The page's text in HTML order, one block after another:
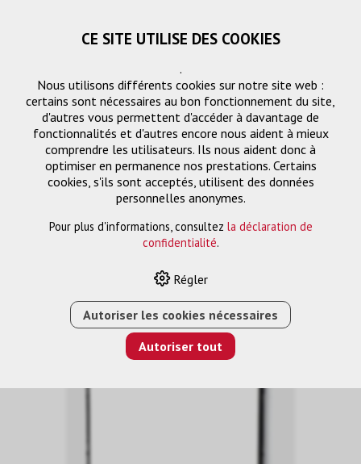
Écrans de projection
PROJECTION
MOT TENSIONED 305 X 172
CE SITE UTILISE DES COOKIES
.
Nous utilisons différents cookies sur notre site web :
certains sont nécessaires au bon fonctionnement du site,
d'autres vous permettent d'accéder à davantage de
fonctionnalités et d'autres encore nous aident à mieux
comprendre les utilisateurs. Ils nous aident donc à
optimiser en permanence nos prestations. Certains
cookies, s'ils sont acceptés, utilisent des données
personnelles anonymes.
Pour plus d'informations, consultez la déclaration de
confidentialité.
Régler
Autoriser les cookies nécessaires
Autoriser tout